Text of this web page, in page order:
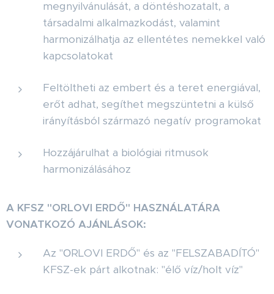
megnyilvánulását, a döntéshozatalt, a
társadalmi alkalmazkodást, valamint
harmonizálhatja az ellentétes nemekkel való
kapcsolatokat
Feltöltheti az embert és a teret energiával,
erőt adhat, segíthet megszüntetni a külső
irányításból származó negatív programokat
Hozzájárulhat a biológiai ritmusok
harmonizálásához
A KFSZ "ORLOVI ERDŐ" HASZNÁLATÁRA
VONATKOZÓ AJÁNLÁSOK:
Az "ОRLOVI ERDŐ" és az "FELSZABADÍTÓ"
KFSZ-ek párt alkotnak: "élő víz/holt víz"